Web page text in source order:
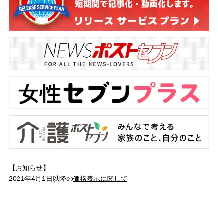
【お知らせ】
2021年4月1日以降の価格表示に関して